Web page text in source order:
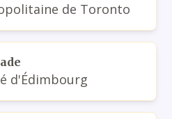
de Toronto
d'Édimbourg